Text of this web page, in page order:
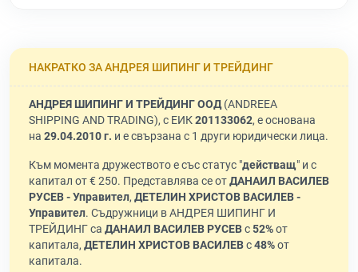
НАКРАТКО ЗА АНДРЕЯ ШИПИНГ И ТРЕЙДИНГ
АНДРЕЯ ШИПИНГ И ТРЕЙДИНГ ООД(ANDREEA
SHIPPING AND TRADING), с ЕИК201133062, е основана
на 29.04.2010 г. и е свързана с 1 други юридически лица.
Към момента дружеството е със статус "действащ" и с
капитал от € 250. Представлява се отДАНАИЛ ВАСИЛЕВ
РУСЕВ - Управител, ДЕТЕЛИН ХРИСТОВ ВАСИЛЕВ -
Управител. Съдружници в АНДРЕЯ ШИПИНГ И
ТРЕЙДИНГ са ДАНАИЛ ВАСИЛЕВ РУСЕВс52%от
капитала, ДЕТЕЛИН ХРИСТОВ ВАСИЛЕВс48%от
капитала.